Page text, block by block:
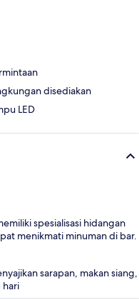
disediakan
LED
spesialisasi hidangan
menikmati minuman di bar.
sarapan, makan siang,
hari